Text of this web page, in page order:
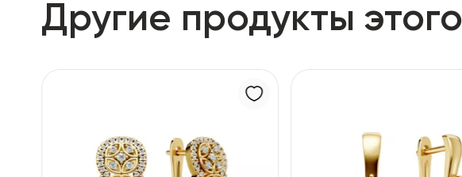
Другие продукты